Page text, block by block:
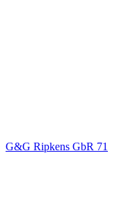
G&G Ripkens GbR 71